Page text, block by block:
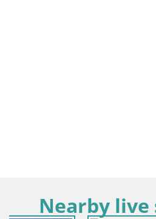
Nearby live